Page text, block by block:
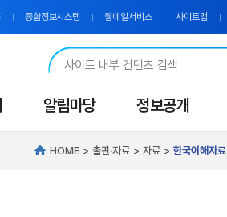
종합정보시스템 웹메일서비스 사이트맵
알림마당 정보공개
HOME 출판·자료 자료 한국이해자료